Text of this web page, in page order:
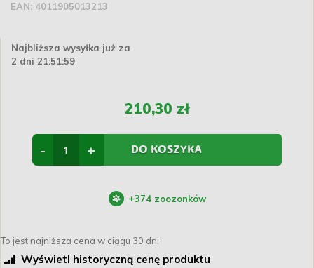
EAN: 4011905013213
Najbliższa wysyłka już za
2 dni 21:51:59
210,30 zł
+
- DO KOSZYKA
+374 zoozonków
To jest najniższa cena w ciągu 30 dni
Wyświetl historyczną cenę produktu